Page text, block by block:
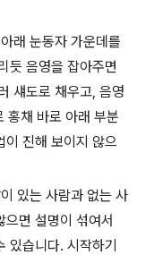
래 눈동자 가운데를
듯 음영을 잡아주면
섀도로 채우고, 음영
홍채 바로 아래 부분
이 진해 보이지 않으
있는 사람과 없는 사
으면 설명이 섞여서
있습니다. 시작하기